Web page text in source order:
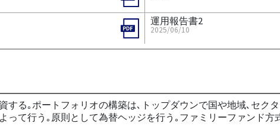
運用報告書2
2025/06/10
する｡ポートフォリオの構築は､トップダウンで国や地域､セク
て行う｡原則として為替ヘッジを行う｡ファミリーファンド方